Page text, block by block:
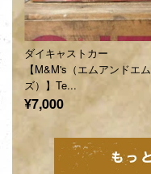
ダイキャストカー
【M&M's（エムアンドエム
ズ）】Te...
通
常
¥7,000